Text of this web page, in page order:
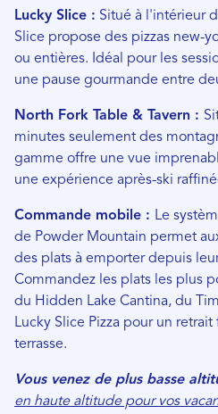
Lucky Slice : Situé à l'intérieur
Slice propose des pizzas new-
ou entières. Idéal pour les
une pause gourmande entre
North Fork Table & Tavern :
minutes seulement des
gamme offre une vue
une expérience après-ski
Commande mobile : Le
de Powder Mountain permet
des plats à emporter depuis
Commandez les plats les plus
du Hidden Lake Cantina, du
Lucky Slice Pizza pour un
terrasse.
Vous venez de plus basse
en haute altitude pour vos